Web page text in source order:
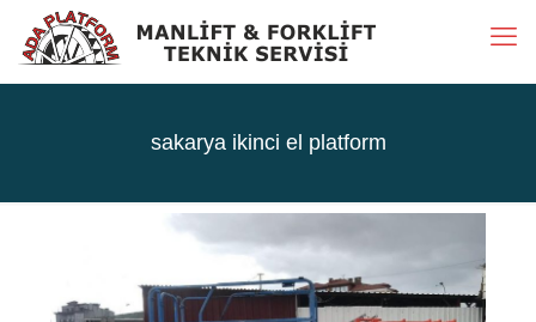
sakarya ikinci el platform